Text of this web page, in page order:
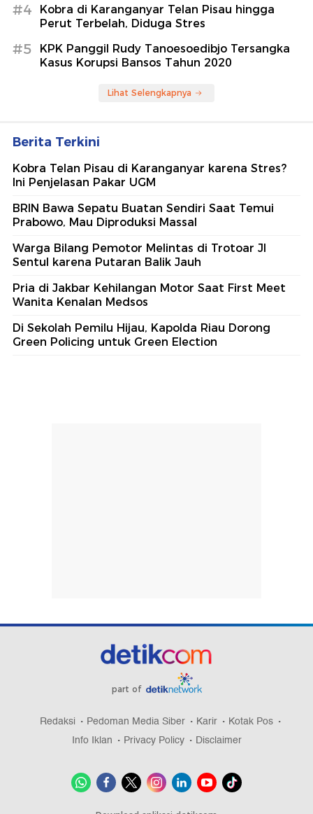
#4
Kobra di Karanganyar Telan Pisau hingga
Perut Terbelah, Diduga Stres
#5
KPK Panggil Rudy Tanoesoedibjo Tersangka
Kasus Korupsi Bansos Tahun 2020
Lihat Selengkapnya
Berita Terkini
Kobra Telan Pisau di Karanganyar karena Stres?
Ini Penjelasan Pakar UGM
BRIN Bawa Sepatu Buatan Sendiri Saat Temui
Prabowo, Mau Diproduksi Massal
Warga Bilang Pemotor Melintas di Trotoar Jl
Sentul karena Putaran Balik Jauh
Pria di Jakbar Kehilangan Motor Saat First Meet
Wanita Kenalan Medsos
Di Sekolah Pemilu Hijau, Kapolda Riau Dorong
Green Policing untuk Green Election
part of
Redaksi Pedoman Media Siber Karir
Kotak Pos
Info Iklan
Privacy Policy Disclaimer